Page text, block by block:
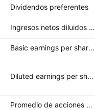
Dividendos preferentes
Ingresos netos diluidos disponibles para los accionistas ordinarios
Basic earnings per share (basic EPS)
Diluted earnings per share (diluted EPS)
Promedio de acciones básicas en circulación